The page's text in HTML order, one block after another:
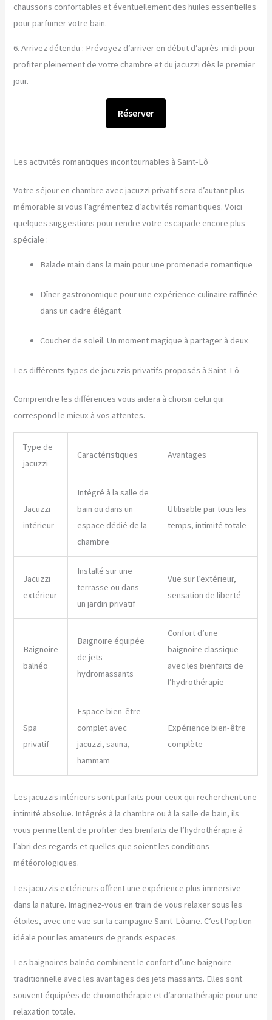
chaussons confortables et éventuellement des huiles essentielles
pour parfumer votre bain.
6. Arrivez détendu : Prévoyez d’arriver en début d’après-midi pour
profiter pleinement de votre chambre et du jacuzzi dès le premier
jour.
Réserver
Les activités romantiques incontournables à Saint-Lô
Votre séjour en chambre avec jacuzzi privatif sera d’autant plus
mémorable si vous l’agrémentez d’activités romantiques. Voici
quelques suggestions pour rendre votre escapade encore plus
spéciale :
Balade main dans la main pour une promenade romantique
Dîner gastronomique pour une expérience culinaire raffinée
dans un cadre élégant
Coucher de soleil. Un moment magique à partager à deux
Les différents types de jacuzzis privatifs proposés à Saint-Lô
Comprendre les différences vous aidera à choisir celui qui
correspond le mieux à vos attentes.
Type de
jacuzzi
Caractéristiques Avantages
Jacuzzi
intérieur
Intégré à la salle de
bain ou dans un
espace dédié de la
chambre
Utilisable par tous les
temps, intimité totale
Jacuzzi
extérieur
Installé sur une
terrasse ou dans
un jardin privatif
Vue sur l’extérieur,
sensation de liberté
Baignoire
balnéo
Baignoire équipée
de jets
hydromassants
Confort d’une
baignoire classique
avec les bienfaits de
l’hydrothérapie
Spa
privatif
Espace bien-être
complet avec
jacuzzi, sauna,
hammam
Expérience bien-être
complète
Les jacuzzis intérieurs sont parfaits pour ceux qui recherchent une
intimité absolue. Intégrés à la chambre ou à la salle de bain, ils
vous permettent de profiter des bienfaits de l’hydrothérapie à
l’abri des regards et quelles que soient les conditions
météorologiques.
Les jacuzzis extérieurs offrent une expérience plus immersive
dans la nature. Imaginez-vous en train de vous relaxer sous les
étoiles, avec une vue sur la campagne Saint-Lôaine. C’est l’option
idéale pour les amateurs de grands espaces.
Les baignoires balnéo combinent le confort d’une baignoire
traditionnelle avec les avantages des jets massants. Elles sont
souvent équipées de chromothérapie et d’aromathérapie pour une
relaxation totale.